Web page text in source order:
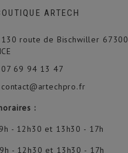
ARTECH
130 route de Bischwiller 67300
07 69 94 13 47
contact@artechpro.fr
:
- 12h30 et 13h30 - 17h
- 12h30 et 13h30 - 17h